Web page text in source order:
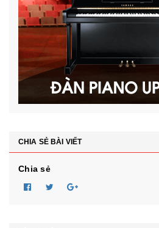
CHIA SẺ BÀI VIẾT
Chia sẻ